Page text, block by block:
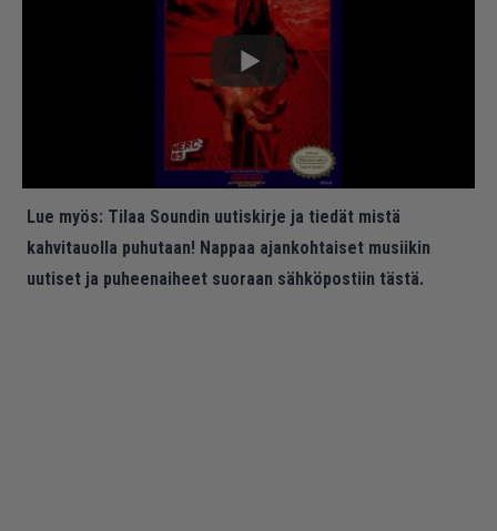
Lue myös: Tilaa Soundin uutiskirje ja tiedät mistä
kahvitauolla puhutaan! Nappaa ajankohtaiset musiikin
uutiset ja puheenaiheet suoraan sähköpostiin tästä.